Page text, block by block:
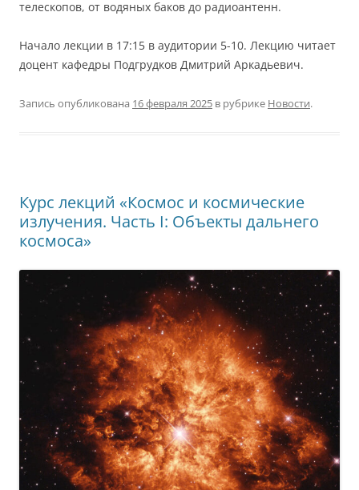
телескопов, от водяных баков до радиоантенн.
Начало лекции в 17:15 в аудитории 5-10. Лекцию читает
доцент кафедры Подгрудков Дмитрий Аркадьевич.
Запись опубликована 16 февраля 2025 в рубрике Новости.
Курс лекций «Космос и космические
излучения. Часть I: Объекты дальнего
космоса»